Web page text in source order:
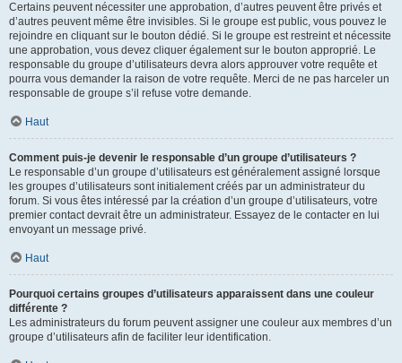
Certains peuvent nécessiter une approbation, d’autres peuvent être privés et
d’autres peuvent même être invisibles. Si le groupe est public, vous pouvez le
rejoindre en cliquant sur le bouton dédié. Si le groupe est restreint et nécessite
une approbation, vous devez cliquer également sur le bouton approprié. Le
responsable du groupe d’utilisateurs devra alors approuver votre requête et
pourra vous demander la raison de votre requête. Merci de ne pas harceler un
responsable de groupe s’il refuse votre demande.
Haut
Comment puis-je devenir le responsable d’un groupe d’utilisateurs ?
Le responsable d’un groupe d’utilisateurs est généralement assigné lorsque
les groupes d’utilisateurs sont initialement créés par un administrateur du
forum. Si vous êtes intéressé par la création d’un groupe d’utilisateurs, votre
premier contact devrait être un administrateur. Essayez de le contacter en lui
envoyant un message privé.
Haut
Pourquoi certains groupes d’utilisateurs apparaissent dans une couleur
différente ?
Les administrateurs du forum peuvent assigner une couleur aux membres d’un
groupe d’utilisateurs afin de faciliter leur identification.